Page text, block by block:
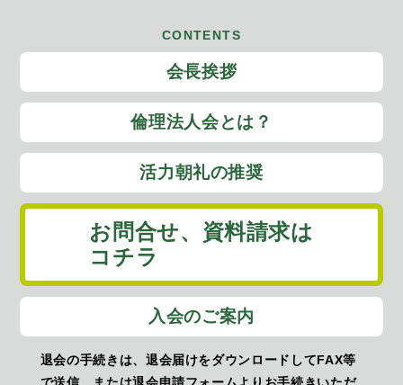
CONTENTS
会長挨拶
倫理法人会とは？
活力朝礼の推奨
お問合せ、 資料請求は
コチラ
入会のご案内
退会の手続きは、退会届けをダウンロードしてFAX等